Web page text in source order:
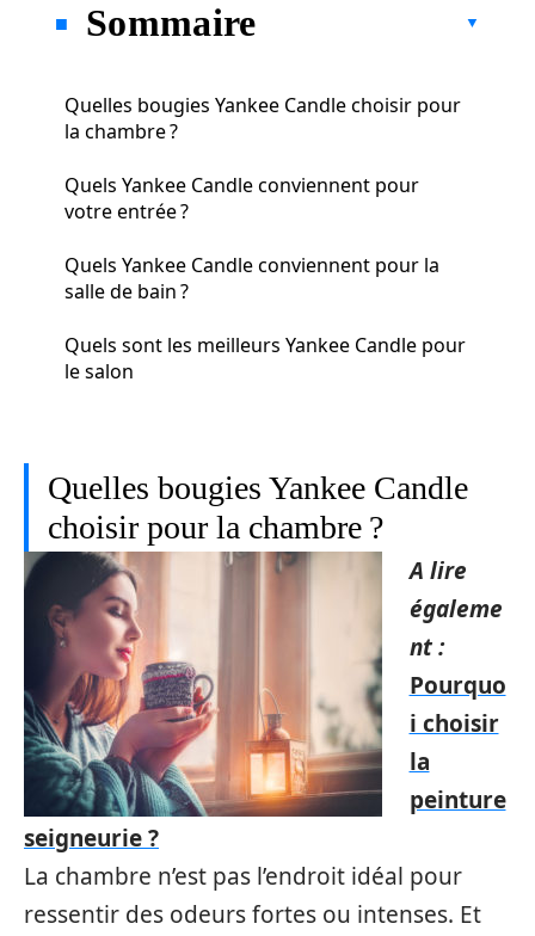
Sommaire
Quelles bougies Yankee Candle choisir pour
la chambre ?
Quels Yankee Candle conviennent pour
votre entrée ?
Quels Yankee Candle conviennent pour la
salle de bain ?
Quels sont les meilleurs Yankee Candle pour
le salon
Quelles bougies Yankee Candle
choisir pour la chambre ?
A lire
égaleme
nt :
Pourquo
i choisir
la
peinture
seigneurie ?
La chambre n’est pas l’endroit idéal pour
ressentir des odeurs fortes ou intenses. Et